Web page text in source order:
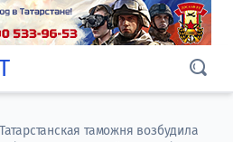
Татарстанская таможня возбудила